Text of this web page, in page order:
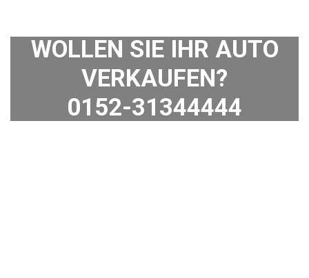
WOLLEN SIE IHR AUTO
VERKAUFEN?
0152-31344444